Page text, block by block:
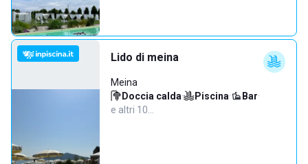
Lido di meina
Meina
Doccia calda· Piscina· Bar·
e altri 10…